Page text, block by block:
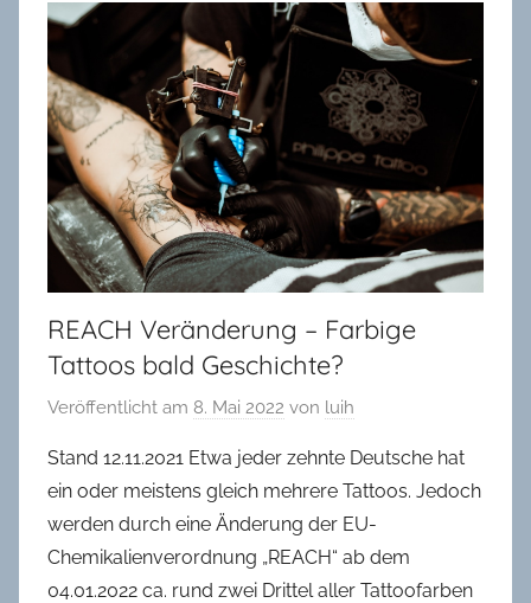
Haarentor
Oldenburg
REACH Veränderung – Farbige
Tattoos bald Geschichte?
Veröffentlicht am 8. Mai 2022 von luih
Stand 12.11.2021 Etwa jeder zehnte Deutsche hat
ein oder meistens gleich mehrere Tattoos. Jedoch
werden durch eine Änderung der EU-
Chemikalienverordnung „REACH“ ab dem
04.01.2022 ca. rund zwei Drittel aller Tattoofarben